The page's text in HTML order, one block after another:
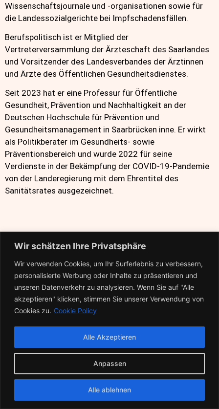
Wir schätzen Ihre Privatsphäre
Wir verwenden Cookies, um Ihr Surferlebnis zu verbessern,
personalisierte Werbung oder Inhalte zu präsentieren und
unseren Datenverkehr zu analysieren. Wenn Sie auf "Alle
akzeptieren" klicken, stimmen Sie unserer Verwendung von
Cookies zu. Cookie Policy
Anpassen
Alle ablehnen
Alle Akzeptieren
Wissenschaftsjournale und -organisationen sowie für
die Landessozialgerichte bei Impfschadensfällen.
Berufspolitisch ist er Mitglied der
Vertreterversammlung der Ärzteschaft des Saarlandes
und Vorsitzender des Landesverbandes der Ärztinnen
und Ärzte des Öffentlichen Gesundheitsdienstes.
Seit 2023 hat er eine Professur für Öffentliche
Gesundheit, Prävention und Nachhaltigkeit an der
Deutschen Hochschule für Prävention und
Gesundheitsmanagement in Saarbrücken inne. Er wirkt
als Politikberater im Gesundheits- sowie
Präventionsbereich und wurde 2022 für seine
Verdienste in der Bekämpfung der COVID-19-Pandemie
von der Landeregierung mit dem Ehrentitel des
Sanitätsrates ausgezeichnet.
Prof. Dr. Isabel Dziobek
Leiterin Hochschulambulanz Psychotherapie